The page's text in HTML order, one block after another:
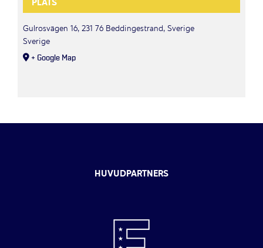
PLATS
Gulrosvägen 16, 231 76 Beddingestrand, Sverige
Sverige
+ Google Map
HUVUDPARTNERS